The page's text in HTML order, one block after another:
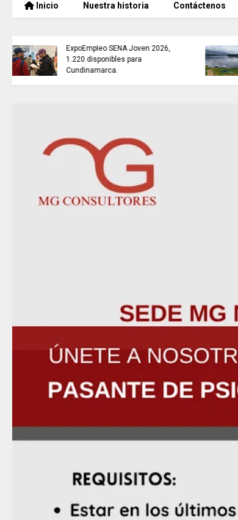
Inicio Nuestra historia Contáctenos
CINCO EXTRADITADOS a
Estados Unidos.